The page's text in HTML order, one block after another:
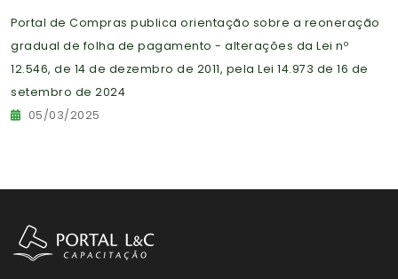
Portal de Compras publica orientação sobre a reoneração
gradual de folha de pagamento - alterações da Lei nº
12.546, de 14 de dezembro de 2011, pela Lei 14.973 de 16 de
setembro de 2024
05/03/2025